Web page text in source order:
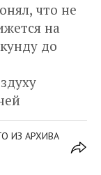
что не
на
до
ИЗ АРХИВА